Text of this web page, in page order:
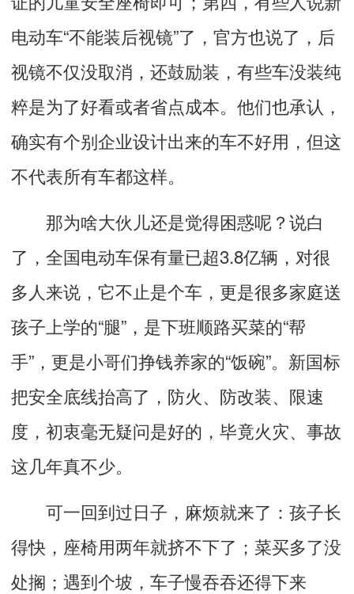
电动车“不能装后视镜”了，官方也说了，后
视镜不仅没取消，还鼓励装，有些车没装纯
粹是为了好看或者省点成本。他们也承认，
确实有个别企业设计出来的车不好用，但这
不代表所有车都这样。
那为啥大伙儿还是觉得困惑呢？说白
了，全国电动车保有量已超3.8亿辆，对很
多人来说，它不止是个车，更是很多家庭送
孩子上学的“腿”，是下班顺路买菜的“帮
手”，更是小哥们挣钱养家的“饭碗”。新国标
把安全底线抬高了，防火、防改装、限速
度，初衷毫无疑问是好的，毕竟火灾、事故
这几年真不少。
可一回到过日子，麻烦就来了：孩子长
得快，座椅用两年就挤不下了；菜买多了没
处搁；遇到个坡，车子慢吞吞还得下来